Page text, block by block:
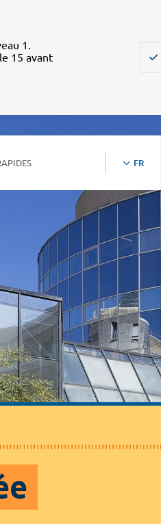
1.
15 avant
FR